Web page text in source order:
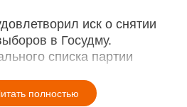
иск о снятии
в Госудму.
списка партии
полностью